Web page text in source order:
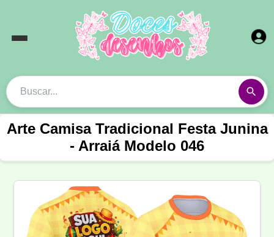
Arte Camisa Tradicional Festa Junina
- Arraiá Modelo 046